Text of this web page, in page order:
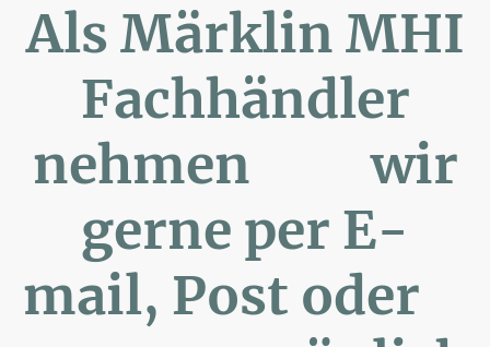
Als Märklin MHI
Fachhändler
nehmen wir
gerne per E-
mail, Post oder